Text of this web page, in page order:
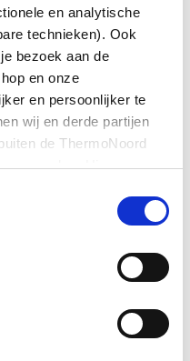
en analytische
technieken). Ook
bezoek aan de
en onze
en persoonlijker te
wij en derde partijen
de ThermoNoord
Hiermee
aan. We slaan je
postscript
476 KB
postscript,43 KB
13 MB